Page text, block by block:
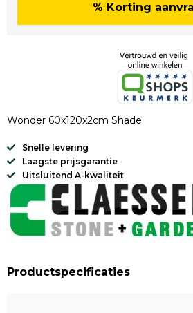
% Korting
Wonder 60x120x2cm Shade
Snelle levering
Laagste prijsgarantie
Uitsluitend A-kwaliteit
Productspecificaties